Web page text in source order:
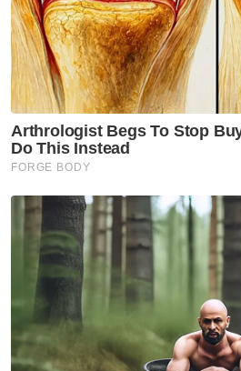
ketika pulang dari surau
Gadis maut langgar pacuan
haluan tak beri signal
Buruh maut kereta langgar
keluar simpang mengejut
Muat turun aplikasi Sinar
dapatkan baucar
Di manakah anda
Johor
Kedah
Labuan
N. Sembilan
P. Pinang